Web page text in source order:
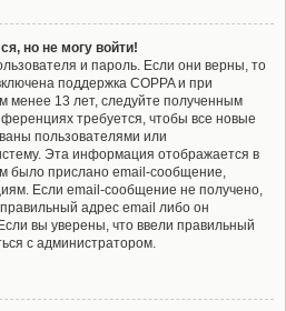
но не могу войти!
и пароль. Если они верны, то
поддержка COPPA и при
менее 13 лет, следуйте полученным
требуется, чтобы все новые
пользователями или
Эта информация отображается в
было прислано email-сообщение,
Если email-сообщение не получено,
адрес email либо он
вы уверены, что ввели правильный
с администратором.